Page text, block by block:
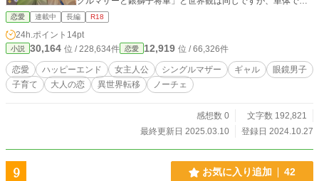
読みいただけます。 ※表紙イラストは蒼獅郎様、タイトルロ
ゴは猫埜かきあげ様に制作していただきました。画像・文章
ともAI学習禁止。 ※マークの話には性描写を含みます。読み
飛ばしても本筋には影響ありません。
恋愛 連載中 長編 R18
24h.ポイント 14pt
小説 30,164 位 / 228,634件 恋愛 12,919 位 / 66,326件
恋愛 ハッピーエンド 女主人公 シングルマザー ギャル
眼鏡男子
子育て
大人の恋 異世界転移 ノーチェ
感想数 0
文字数 192,821
最終更新日 2025.03.10
登録日 2024.10.27
9 お気に入り追加 42